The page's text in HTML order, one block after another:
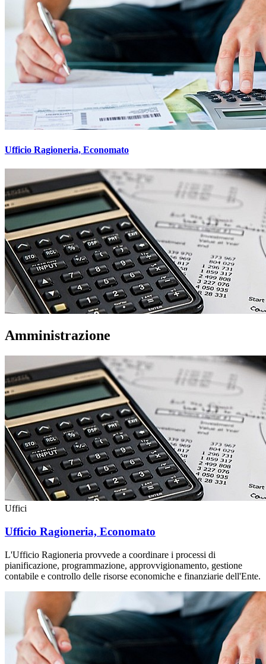
Ufficio Ragioneria, Economato
Amministrazione
Uffici
Ufficio Ragioneria, Economato
L'Ufficio Ragioneria provvede a coordinare i processi di
pianificazione, programmazione, approvvigionamento, gestione
contabile e controllo delle risorse economiche e finanziarie dell'Ente.